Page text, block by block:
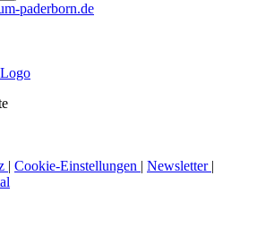
paderborn.de
| Cookie-Einstellungen | Newsletter |